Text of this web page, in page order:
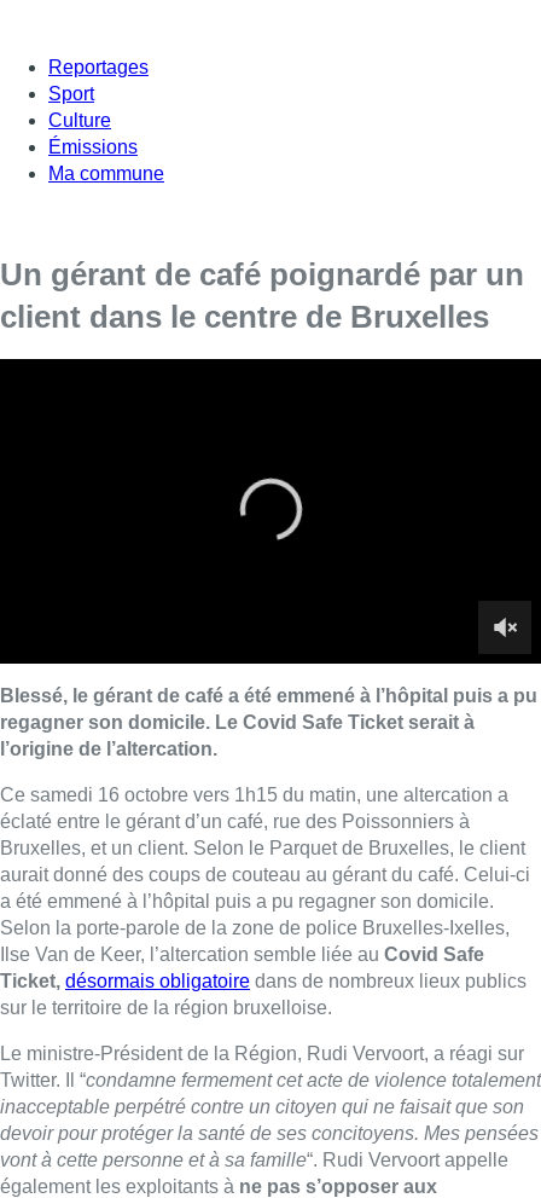
Reportages
Sport
Culture
Émissions
Ma commune
Un gérant de café poignardé par un
client dans le centre de Bruxelles
éclaté entre le gérant d’un café, rue des Poissonniers à
Bruxelles, et un client. Selon le Parquet de Bruxelles, le client
Selon la porte-parole de la zone de police Bruxelles-Ixelles,
dans de nombreux lieux publics
sur le territoire de la région bruxelloise.
Le ministre-Président de la Région, Rudi Vervoort, a réagi sur
Twitter. Il “condamne fermement cet acte de violence totalement
inacceptable perpétré contre un citoyen qui ne faisait que son
devoir pour protéger la santé de ses concitoyens. Mes pensées
vont à cette personne et à sa famille
“. Rudi Vervoort appelle
également les exploitants à
ne pas s’opposer aux
récalcitrants
en cas de résistance à la présentation du CST,
“mais à appeler les forces de l’ordre
En cas de résistance à la présentation du CST, les
récalcitrants mais appeler les forces de l’ordre.
L’instauration du CST a pour but premier de
protéger la santé de toute la population et je
remercie les citoyens pour leur solidarité
— Rudi Vervoort (@rudivervoort)October 18, 2021